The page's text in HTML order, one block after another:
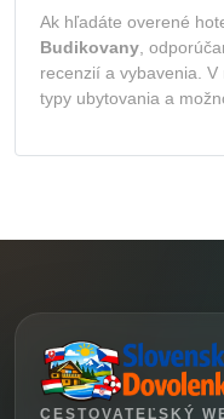
Ak hľadáte overené
Budikovany ,
recenzií a vybavenia.
typy ubytovania a
CESTOVATEĽSKÝ